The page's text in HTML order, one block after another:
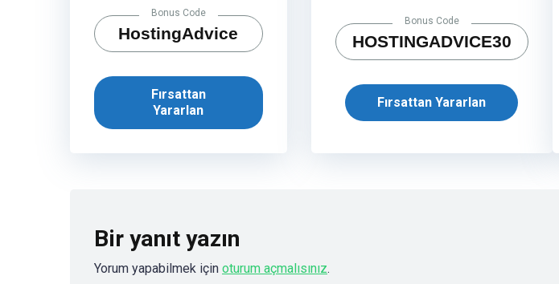
HostingAdvice
Bonus Code
Fırsattan
Yararlan
HOSTINGADVICE30
Bonus Code
Fırsattan Yararlan
Bir yanıt yazın
Yorum yapabilmek için oturum açmalısınız.